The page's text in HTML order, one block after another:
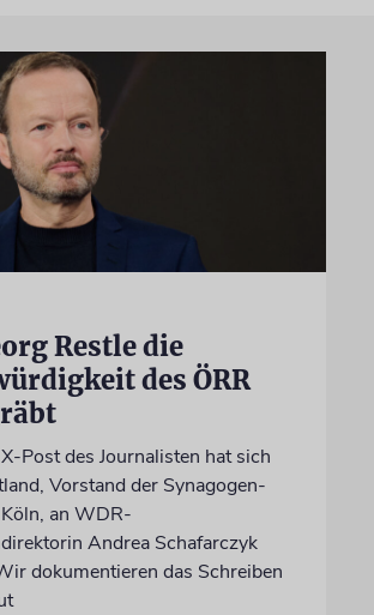
Restle die
des ÖRR
Post des Journalisten hat sich
Vorstand der Synagogen-
an WDR-
Andrea Schafarczyk
dokumentieren das Schreiben